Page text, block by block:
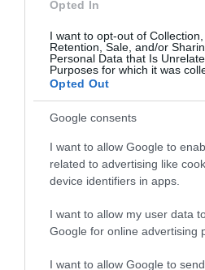
Opted In
I want to opt-out of Collection,
Retention, Sale, and/or
Personal Data that Is
Purposes for which it was
Opted Out
Google consents
I want to allow Google to
related to advertising like
device identifiers in apps.
I want to allow my user data
Google for online advertising
I want to allow Google to
Ez az étrend még a